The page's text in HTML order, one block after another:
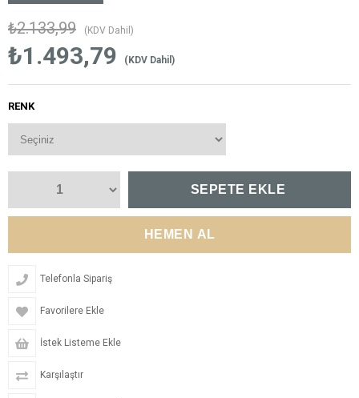
₺2.133,99 (KDV Dahil)
₺1.493,79 (KDV Dahil)
RENK
Telefonla Sipariş
Favorilere Ekle
İstek Listeme Ekle
Karşılaştır